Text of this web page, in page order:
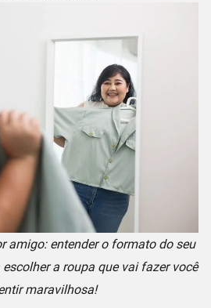
amigo: entender o formato do seu
a roupa que vai fazer você
maravilhosa!